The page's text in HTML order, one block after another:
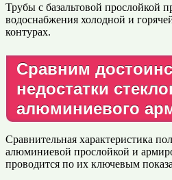
Трубы с базальтовой прослойкой
водоснабжения холодной и
контурах.
Сравним
недостатки
алюминиевого
Сравнительная характеристика
алюминиевой прослойкой и
проводится по их ключевым